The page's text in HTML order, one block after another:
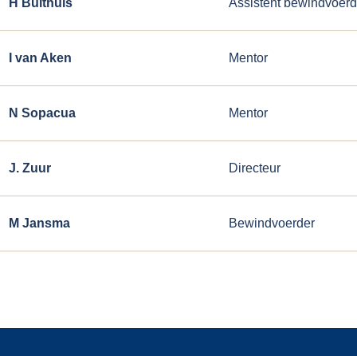
H Bulthuis Assistent
I van Aken Mentor
N Sopacua Mentor
J. Zuur Directeur
M Jansma Bewindvoerder